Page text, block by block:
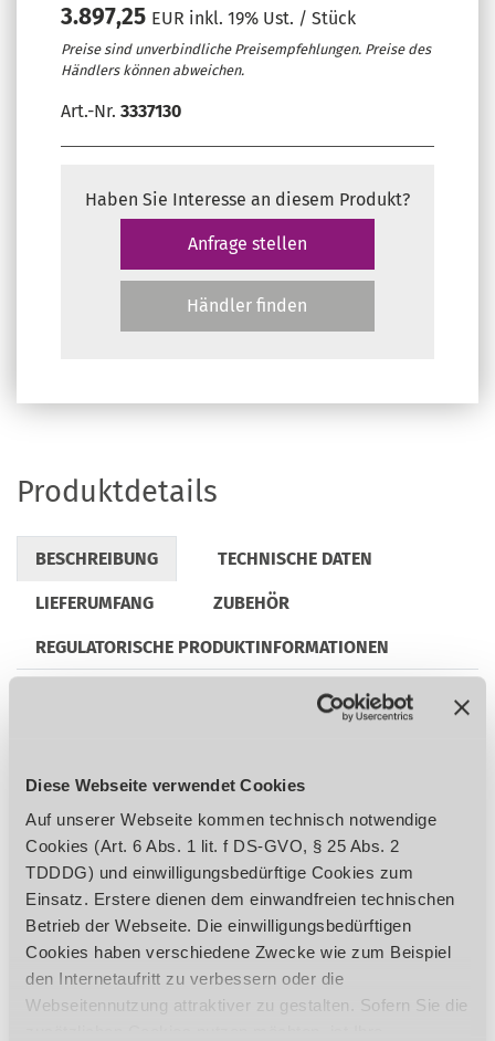
Diese Webseite verwendet Cookies
Auf unserer Webseite kommen technisch notwendige
Cookies (Art. 6 Abs. 1 lit. f DS-GVO, § 25 Abs. 2
TDDDG) und einwilligungsbedürftige Cookies zum
Einsatz. Erstere dienen dem einwandfreien technischen
Betrieb der Webseite. Die einwilligungsbedürftigen
Cookies haben verschiedene Zwecke wie zum Beispiel
den Internetaufritt zu verbessern oder die
Webseitennutzung attraktiver zu gestalten. Sofern Sie die
3.897,25 EUR inkl. 19% Ust. / Stück
Preise sind unverbindliche Preisempfehlungen. Preise des
Händlers können abweichen.
Art.-Nr. 3337130
Haben Sie Interesse an diesem Produkt?
Anfrage stellen
Händler finden
Produktdetails
BESCHREIBUNG TECHNISCHE DATEN
LIEFERUMFANG ZUBEHÖR
REGULATORISCHE PRODUKTINFORMATIONEN
Kreuztisch, präzise oberflächenbearbeitet
mit T-Nuten und nachstellbaren Keilleisten
Einstellbare Endanschläge
Stabile Schwalbenschwanzführung mit
nachstellbaren Keilleisten
Rechts-Linkslauf
LED Maschinenleuchte
Feinvorschub
Not-Halt-Schlagschalter